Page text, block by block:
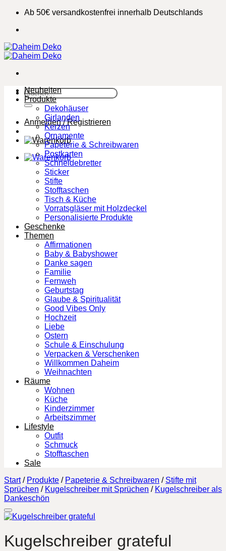
Zum
springen
Ab 50€ versandkostenfrei innerhalb Deutschlands
Suchen
nach:
Anmelden / Registrieren
Neuheiten
Produkte
Dekohäuser
Girlanden
Kerzen
Ornamente
Papeterie & Schreibwaren
Postkarten
Schneidebretter
Sticker
Stifte
Stofftaschen
Tisch & Küche
Vorratsgläser mit Holzdeckel
Personalisierte Produkte
Geschenke
Themen
Affirmationen
Baby & Babyshower
Danke sagen
Familie
Fernweh
Geburtstag
Glaube & Spiritualität
Good Vibes Only
Hochzeit
Liebe
Ostern
Schule & Einschulung
Verpacken & Verschenken
Willkommen Daheim
Weihnachten
Räume
Wohnen
Küche
Kinderzimmer
Arbeitszimmer
Lifestyle
Outfit
Schmuck
Stofftaschen
Sale
Start / Produkte / Papeterie & Schreibwaren / Stifte mit
Sprüchen / Kugelschreiber mit Sprüchen / Kugelschreiber als
Dankeschön
Kugelschreiber grateful